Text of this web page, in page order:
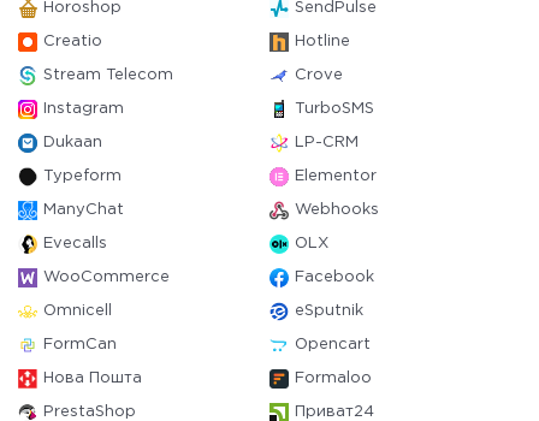
Horoshop SendPulse
Creatio Hotline
Stream Telecom Crove
Instagram TurboSMS
Dukaan LP-CRM
Typeform Elementor
ManyChat Webhooks
Evecalls OLX
WooCommerce Facebook
Omnicell eSputnik
FormCan Opencart
Нова Пошта Formaloo
PrestaShop Приват24